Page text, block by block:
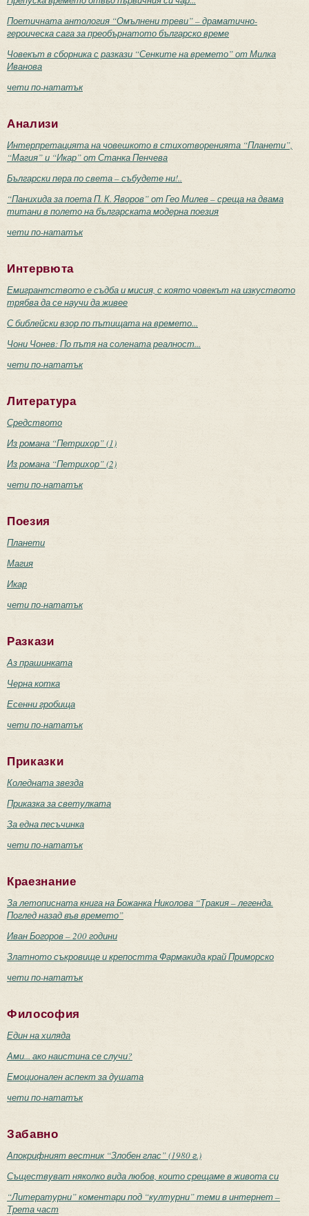
Поетичната антология “Омълнени треви” – драматично-
героическа сага за преобърнатото българско време
Човекът в сборника с разкази “Сенките на времето” от Милка
Иванова
чети по-нататък
Анализи
Интерпретацията на човешкото в стихотворенията “Планети”,
“Магия” и “Икар” от Станка Пенчева
Български пера по света – събудете ни!..
“Панихида за поета П. К. Яворов” от Гео Милев – среща на двама
титани в полето на българската модерна поезия
чети по-нататък
Интервюта
Емигрантството е съдба и мисия, с която човекът на изкуството
трябва да се научи да живее
С библейски взор по пътищата на времето...
Чони Чонев: По пътя на солената реалност...
чети по-нататък
Литература
Средството
Из романа “Петрихор” (1)
Из романа “Петрихор” (2)
чети по-нататък
Поезия
Планети
Магия
Икар
чети по-нататък
Разкази
Аз прашинката
Черна котка
Есенни гробища
чети по-нататък
Приказки
Коледната звезда
Приказка за светулката
За една песъчинка
чети по-нататък
Краезнание
За летописната книга на Божанка Николова “Тракия – легенда.
Поглед назад във времето”
Иван Богоров – 200 години
Златното съкровище и крепостта Фармакида край Приморско
чети по-нататък
Философия
Един на хиляда
Ами... ако наистина се случи?
Емоционален аспект за душата
чети по-нататък
Забавно
Апокрифният вестник “Злобен глас” (1980 г.)
Съществуват няколко вида любов, които срещаме в живота си
“Литературни” коментари под “културни” теми в интернет –
Трета част